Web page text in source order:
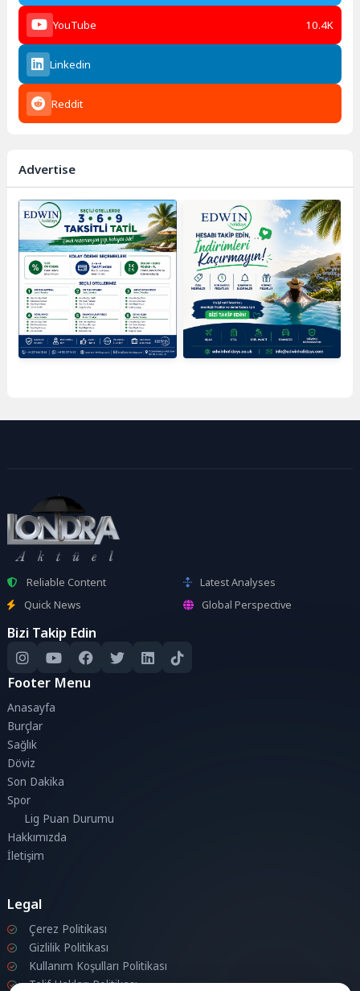
YouTube 10.4K
Linkedin
Reddit
Advertise
Reliable Content
Latest Analyses
Quick News
Global Perspective
Bizi Takip Edin
Footer Menu
Anasayfa
Burçlar
Sağlık
Döviz
Son Dakika
Spor
Lig Puan Durumu
Hakkımızda
İletişim
Legal
Çerez Politikası
Gizlilik Politikası
Kullanım Koşulları Politikası
Telif Hakları Politikası